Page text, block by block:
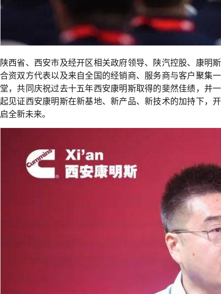
陕西省、西安市及经开区相关政府领导、陕汽控股、康明斯
合资双方代表以及来自全国的经销商、服务商与客户聚集一
堂，共同庆祝过去十五年西安康明斯取得的斐然佳绩，并一
起见证西安康明斯在新基地、新产品、新技术的加持下，开
启全新未来。